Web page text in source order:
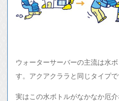
ウォーターサーバーの主流は水
す。アクアクララと同じタイプで
実はこの水ボトルがなかなか厄介